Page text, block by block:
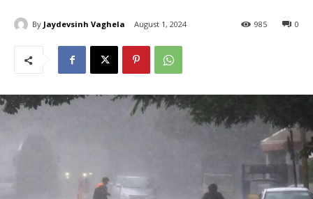
By Jaydevsinh Vaghela August 1, 2024 0
985